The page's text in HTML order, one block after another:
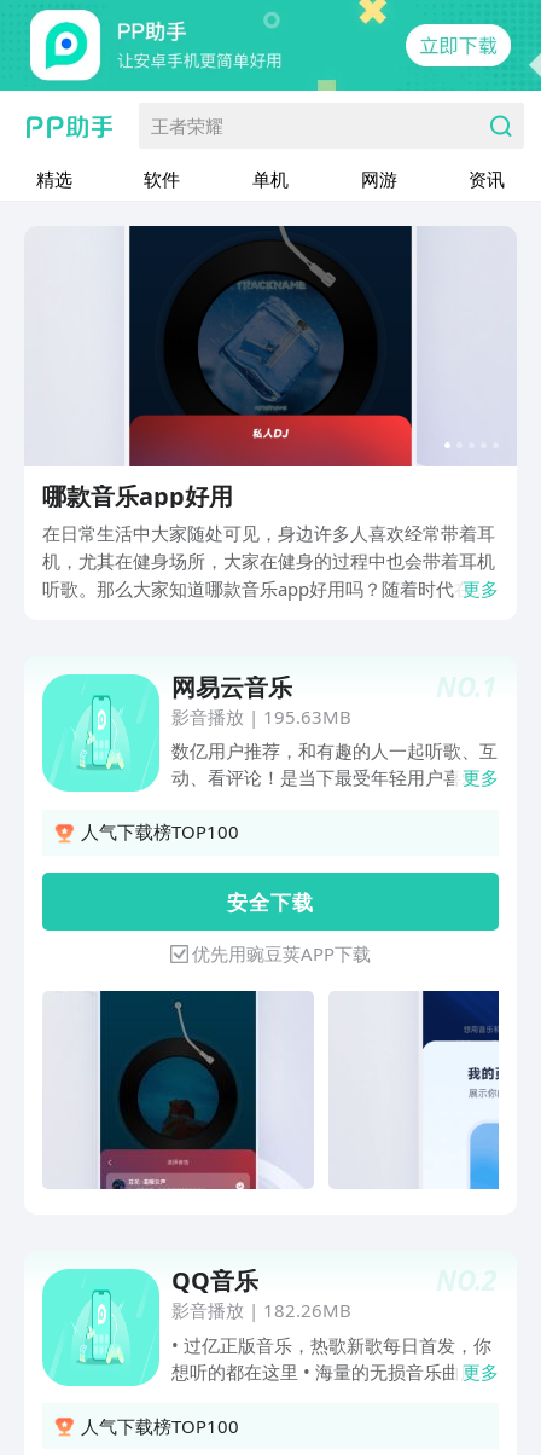
王者荣耀
精选 软件 单机 网游 资讯
哪款音乐app好用
在日常生活中大家随处可见，身边许多人喜欢经常带着耳
机，尤其在健身场所，大家在健身的过程中也会带着耳机
听歌。那么大家知道哪款音乐app好用吗？随着时代在进
获取大量的免费音乐资源。为了让大家能够在选择音乐软
件的时候找到更合适靠谱的APP，下面为大家整理到了以
下几款听歌软件，希望大家喜欢。
更多
NO.1
网易云音乐
影音播放 | 195.63MB
数亿用户推荐，和有趣的人一起听歌、互
动、看评论！是当下最受年轻用户喜爱的
区。在云村，不仅可以听到海量正版音
【海量曲库】收录华语/欧美/日韩等众多
语种歌曲，涵盖电音/说唱/摇滚/ACG/古
风/古典等超全音乐种类。【个性推荐】
超准智能算法比你更懂你，根据日常听歌
喜好，精准推荐你感兴趣的歌曲。【有声
剧场】快速充电的人生书库、精彩纷呈的
推理悬疑故事、脑洞大开的热门小说、甜
到停不下来的热门广播剧、超级还原的原
著都在云村。【精品播客】音乐推荐、热
门翻唱、情感树洞、真实故事……你想听
的这里都有；解压、充电、助眠……满足
习、工作、聚会等全场景歌单。【精彩乐
评】全网最热闹歌曲评论区。真实情感故
事、连载小说、硬核科普、趣味段子、文
学金句、流行玩梗，你想得到想不到的乐
评都在这了。【趣味社区】在云村，你不
仅可以听音乐，还可以看音乐、聊音乐、
更多
人气下载榜TOP100
安 全 下 载
优先用豌豆荚APP下载
NO.2
QQ音乐
影音播放 | 182.26MB
• 过亿正版音乐，热歌新歌每日首发，你
想听的都在这里 • 海量的无损音乐曲库，
客、儿童故事、助眠节目…沉浸式陪伴，
更多
人气下载榜TOP100